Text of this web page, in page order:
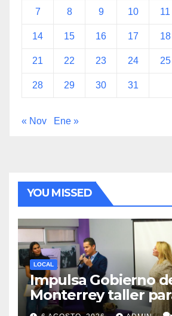
7 8 9 10 11
14 15 16 17 18
21 22 23 24 25
28 29 30 31
« Nov Ene »
YOU MISSED
LOCAL
Impulsa Gobierno
Monterrey taller
acompañar a